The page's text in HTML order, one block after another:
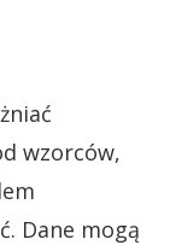
wzorców,
Dane mogą